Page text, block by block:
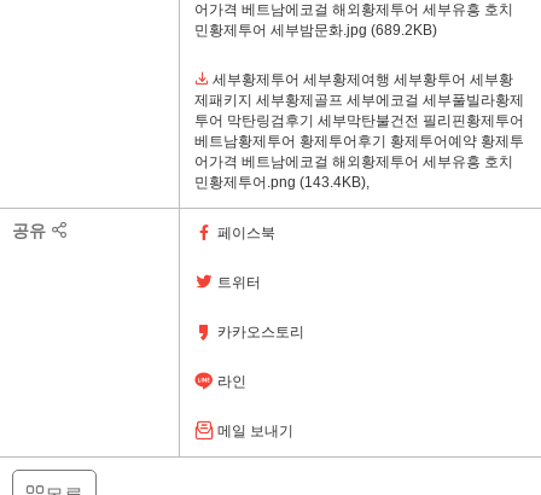
어가격 베트남에코걸 해외황제투어 세부유흥 호치
민황제투어 세부밤문화.jpg (689.2KB)
세부황제투어 세부황제여행 세부황투어 세부황
제패키지 세부황제골프 세부에코걸 세부풀빌라황제
투어 막탄링검후기 세부막탄불건전 필리핀황제투어
베트남황제투어 황제투어후기 황제투어예약 황제투
어가격 베트남에코걸 해외황제투어 세부유흥 호치
민황제투어.png (143.4KB),
공유 페이스북
트위터
카카오스토리
라인
메일 보내기